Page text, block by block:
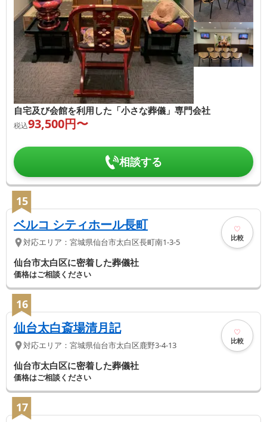
自宅及び会館を利用した「小さな葬儀」専門会社
税込93,500円〜
相談する
15
ベルコ シティホール長町
対応エリア： 宮城県仙台市太白区長町南1-3-5 比較
仙台市太白区に密着した葬儀社
価格はご相談ください
16
仙台太白斎場清月記
対応エリア： 宮城県仙台市太白区鹿野3-4-13 比較
仙台市太白区に密着した葬儀社
価格はご相談ください
17